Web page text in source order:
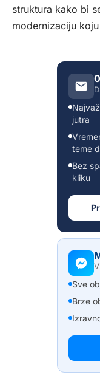
struktura kako bi
modernizaciju
jutra
teme
Bez
kliku
Sve
Brze